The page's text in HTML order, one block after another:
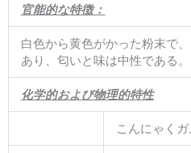
官能的な特徴：
白色から黄色がかった粉末で
あり、匂いと味は中性である。
化学的および物理的特性
こんにゃく